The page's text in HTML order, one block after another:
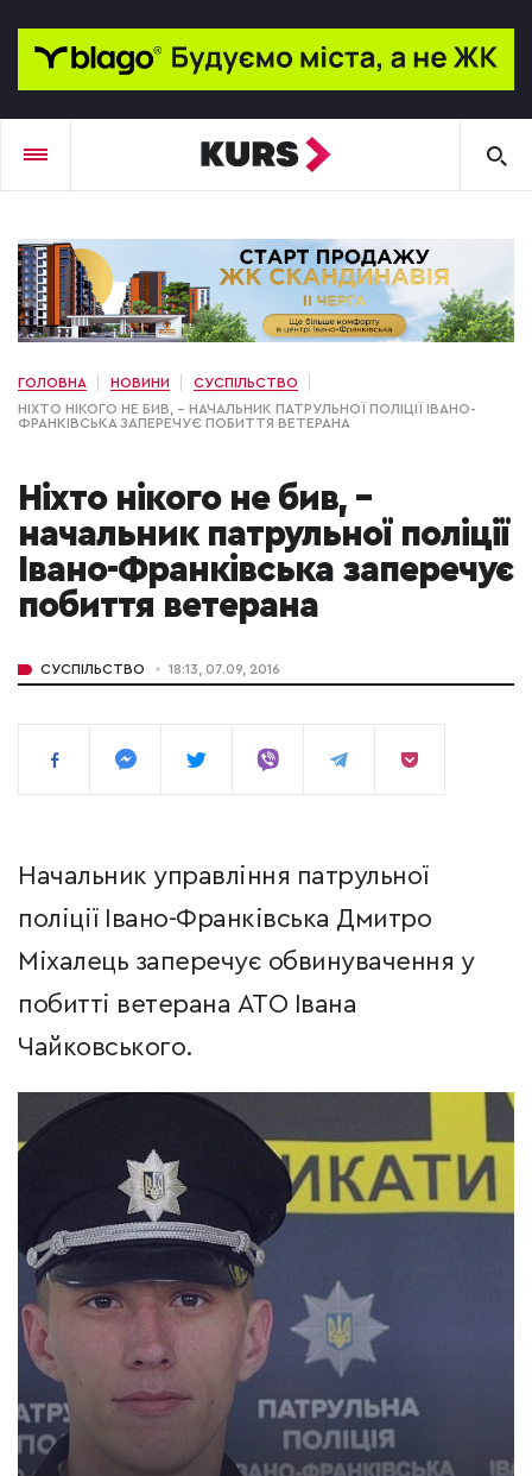
ГОЛОВНА НОВИНИ
СУСПІЛЬСТВО
НІХТО НІКОГО НЕ БИВ, – НАЧАЛЬНИК ПАТРУЛЬНОЇ ПОЛІЦІЇ ІВАНО-
ФРАНКІВСЬКА ЗАПЕРЕЧУЄ ПОБИТТЯ ВЕТЕРАНА
Ніхто нікого не бив, –
начальник патрульної поліції
Івано-Франківська заперечує
побиття ветерана
СУСПІЛЬСТВО 18:13, 07.09, 2016
Начальник управління патрульної
поліції Івано-Франківська Дмитро
Міхалець заперечує обвинувачення у
побитті ветерана АТО Івана
Чайковського.